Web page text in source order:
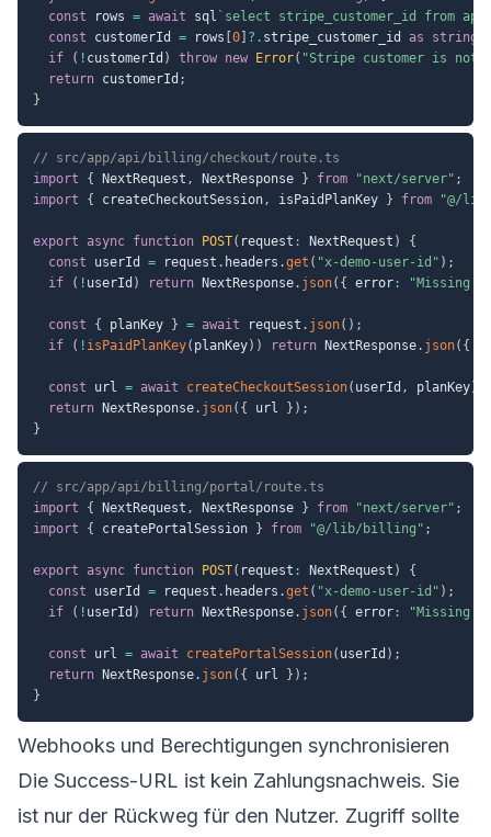
const rows = await sql ` select stripe_customer_id from
const customerId = rows 0 ?. stripe_customer_id as string
if
( ! customerId ) throw new Error( "Stripe customer is not
return customerId ;
}
// src/app/api/billing/checkout/route.ts
import
{ NextRequest , NextResponse } from "next/server" ;
import
{ createCheckoutSession, isPaidPlanKey } from "@/
export async function POST( request : NextRequest )
{
const userId = request . headers .get ( "x-demo-user-id" ) ;
if
( ! userId ) return NextResponse. json( { error : "Missing
const { planKey } = await request . json( ) ;
if
( ! isPaidPlanKey( planKey) ) return NextResponse. json( {
const url = await createCheckoutSession( userId , planKey)
return NextResponse. json( { url } ) ;
}
// src/app/api/billing/portal/route.ts
import
{ NextRequest , NextResponse } from "next/server" ;
import
{ createPortalSession } from "@/lib/billing" ;
export async function POST( request : NextRequest )
{
const userId = request . headers .get ( "x-demo-user-id" ) ;
if
( ! userId ) return NextResponse. json( { error : "Missing
const url = await createPortalSession( userId ) ;
return NextResponse. json( { url } ) ;
}
Webhooks und Berechtigungen synchronisieren
Die Success-URL ist kein Zahlungsnachweis. Sie
ist nur der Rückweg für den Nutzer. Zugriff sollte